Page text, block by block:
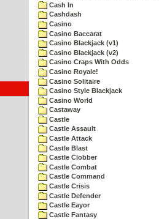
Cash In
Cashdash
Casino
Casino Baccarat
Casino Blackjack (v1)
Casino Blackjack (v2)
Casino Craps With Odds
Casino Royale!
Casino Solitaire
Casino Style Blackjack
Casino World
Castaway
Castle
Castle Assault
Castle Attack
Castle Blast
Castle Clobber
Castle Combat
Castle Command
Castle Crisis
Castle Defender
Castle Eayor
Castle Fantasy